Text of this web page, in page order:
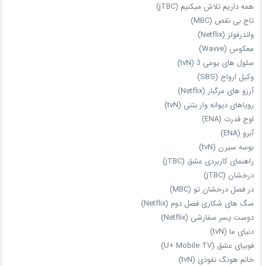
همه داریم تلاش میکنیم (jTBC)
تاج بی‌ نقص (MBC)
واندرفولز (Netflix)
معکوس (Wavve)
سلول های یومی 3 (tvN)
وکیل ارواح (SBS)
آرزو های مرگبار (Netflix)
رویاهای دیوانه‌ وار بتنی (tvN)
اوج قدرت (ENA)
آبرو (ENA)
بوسه سیرن (tvN)
راهنمای کاربردی عشق (jTBC)
درخشان (jTBC)
در فصل درخشان تو (MBC)
سگ های شکاری فصل دوم (Netflix)
دوست‌ پسر سفارشی (Netflix)
دنیای ما (tvN)
فوبیای عشق (U+ Mobile TV)
خانم هونگ نفوذی (tvN)